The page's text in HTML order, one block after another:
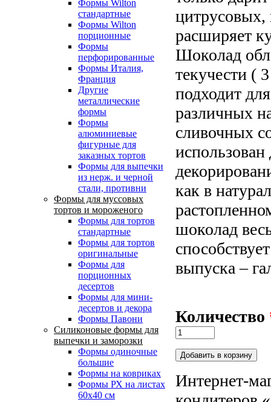
Формы Wilton
стандартные
Формы Wilton
порционные
Формы
перфорированные
Формы Италия,
Франция
Другие
металлические
формы
Формы
алюминиевые
фигурные для
заказных тортов
Формы для выпечки
из нерж. и черной
стали, противни
Формы для муссовых
тортов и мороженого
Формы для тортов
стандартные
Формы для тортов
оригинальные
Формы для
порционных
десертов
Формы для мини-
десертов и декора
Формы Павони
Силиконовые формы для
выпечки и заморозки
Формы одиночные
большие
Формы на ковриках
Формы РХ на листах
60х40 см
цитрусовых,
расширяет
Шоколад
текучести (
подходит
различных
сливочных
использован
как в
шоколад
выпуска –
Количество
Интернет-